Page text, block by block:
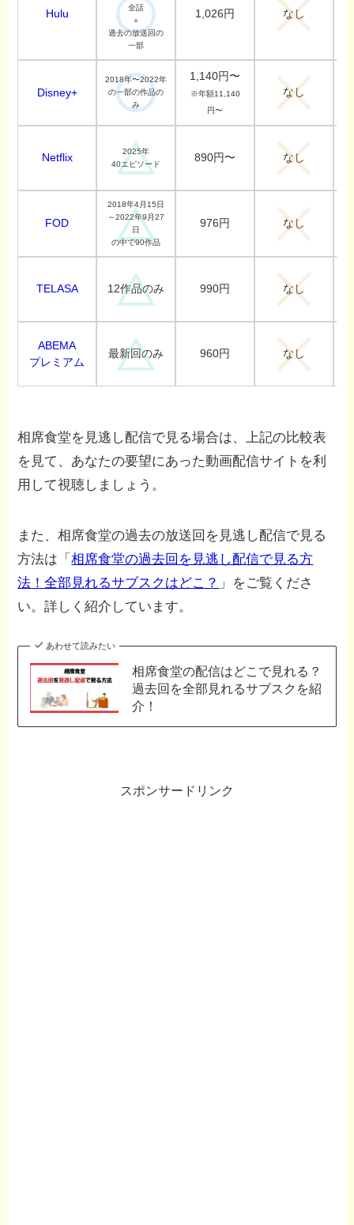
Hulu
全話
＋
過去の放送回の
一部
1,026円 なし
Disney+
2018年〜2022年
の一部の作品の
み
1,140円〜
※年額11,140
円〜
なし
Netflix
2025年
40エピソード
890円〜 なし
FOD
2018年4月15日
～2022年9月27
日
の中で90作品
976円 なし
TELASA 12作品のみ 990円 なし
ABEMA
プレミアム
最新回のみ 960円 なし
相席食堂を見逃し配信で見る場合は、上記の比較表
を見て、あなたの要望にあった動画配信サイトを利
用して視聴しましょう。
また、相席食堂の過去の放送回を見逃し配信で見る
方法は「相席食堂の過去回を見逃し配信で見る方
法！全部見れるサブスクはどこ？ 」をご覧くださ
い。詳しく紹介しています。
あわせて読みたい
相席食堂の配信はどこで見れる？
過去回を全部見れるサブスクを紹
介！
スポンサードリンク